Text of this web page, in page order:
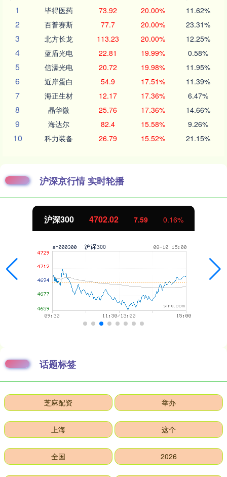
1
毕得医药 73.92 20.00% 11.62%
2 百普赛斯 77.7 20.00% 23.31%
3 北方长龙 113.23 20.00% 12.25%
4 蓝盾光电 22.81 19.99% 0.58%
5 信濠光电 20.72 19.98% 11.95%
6 近岸蛋白 54.9 17.51% 11.39%
7 海正生材 12.17 17.36% 6.47%
8 晶华微 25.76 17.36% 14.66%
9 海达尔 82.4 15.58% 9.26%
10 科力装备 26.79 15.52% 21.15%
沪深京行情 实时轮播
沪深300 4702.02 7.59 0.16%
话题标签
芝麻配资 举办
上海 这个
全国 2026